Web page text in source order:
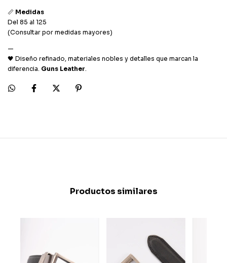
📏 Medidas
Del 85 al 125
(Consultar por medidas mayores)
—
🖤 Diseño refinado, materiales nobles y detalles que marcan la
diferencia. Guns Leather.
Productos similares